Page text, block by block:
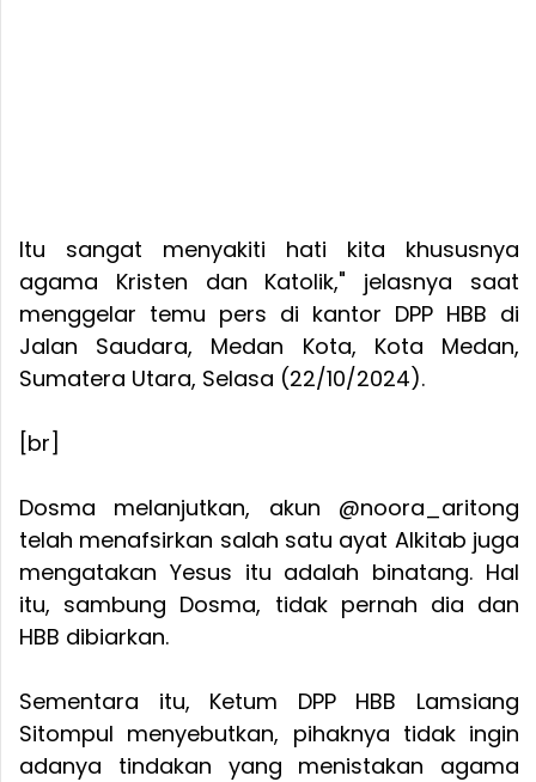
Itu sangat menyakiti hati kita khususnya
agama Kristen dan Katolik," jelasnya saat
menggelar temu pers di kantor DPP HBB di
Jalan Saudara, Medan Kota, Kota Medan,
Sumatera Utara, Selasa (22/10/2024).
[br]
Dosma melanjutkan, akun @noora_aritong
telah menafsirkan salah satu ayat Alkitab juga
mengatakan Yesus itu adalah binatang. Hal
itu, sambung Dosma, tidak pernah dia dan
HBB dibiarkan.
Sementara itu, Ketum DPP HBB Lamsiang
Sitompul menyebutkan, pihaknya tidak ingin
adanya tindakan yang menistakan agama